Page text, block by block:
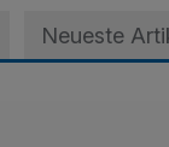
Neueste